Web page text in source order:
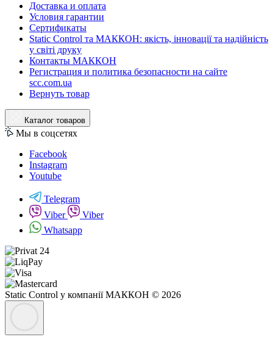
Доставка и оплата
Условия гарантии
Сертификаты
Static Control та МАККОН: якість, інновації та надійність
у світі друку
Контакты МАККОН
Регистрация и политика безопасности на сайте
scc.com.ua
Вернуть товар
Каталог товаров
Мы в соцсетях
Facebook
Instagram
Youtube
Telegram
Viber
Viber
Whatsapp
Static Control у компанії МАККОН © 2026